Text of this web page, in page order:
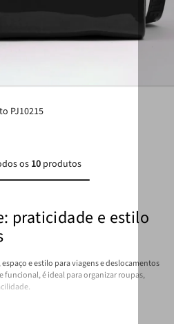
PJ10215
os 10 produtos
praticidade e estilo
e estilo para viagens e deslocamentos
funcional, é ideal para organizar roupas,